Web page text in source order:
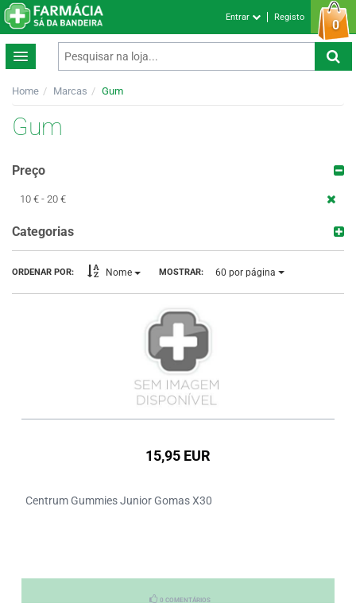
0
Entrar Registo
Home Marcas Gum
Gum
Preço
10 € - 20 €
Categorias
ORDENAR POR: Nome MOSTRAR: 60 por página
15,95 EUR
Centrum Gummies Junior Gomas X30
0 COMENTÁRIOS